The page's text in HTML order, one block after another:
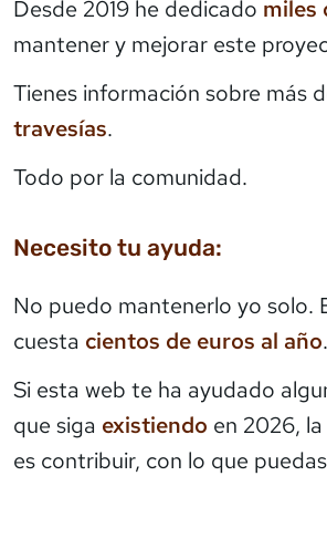
Desde 2019 he dedicado miles
mantener y mejorar este
Tienes información sobre más
travesías.
Todo por la comunidad.
Necesito tu ayuda:
No puedo mantenerlo yo solo.
cuesta cientos de euros al año.
Si esta web te ha ayudado
que siga existiendo en 2026,
es contribuir, con lo que